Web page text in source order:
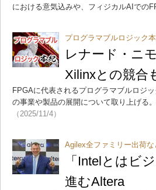
における意気込みや、フィジカルAIでの
プログラマブルロジック本
レナード・ニ
Xilinxとの競合
FPGAに代表されるプログラマブルロジ
の事業や製品の展開について取り上げる
（2025/11/4）
Agilex全ファミリー出荷な
「Intelとはビ
進むAltera